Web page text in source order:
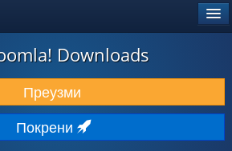
(ЕКСТЕНЗИЈЕ)
Downloads
Преузми
Покрени